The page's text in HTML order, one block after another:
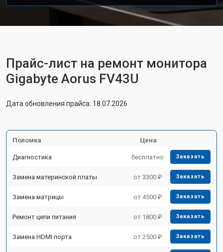
Прайс-лист на ремонт монитора
Gigabyte Aorus FV43U
Дата обновления прайса: 18.07.2026
Поломка Цена
Диагностика бесплатно Заказать
Замена материнской платы от 3300 ₽ Заказать
Замена матрицы от 4500 ₽ Заказать
Ремонт цепи питания от 1800 ₽ Заказать
Замена HDMI порта от 2500 ₽ Заказать